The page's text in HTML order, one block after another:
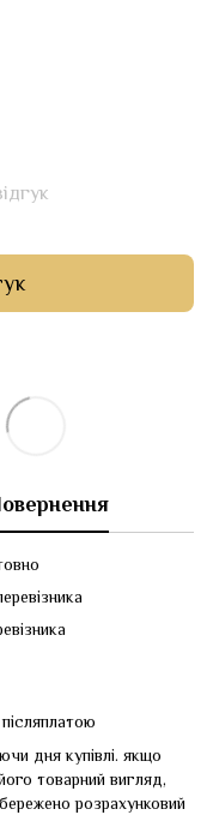
дня купівлі. якщо
товарний вигляд,
розрахунковий